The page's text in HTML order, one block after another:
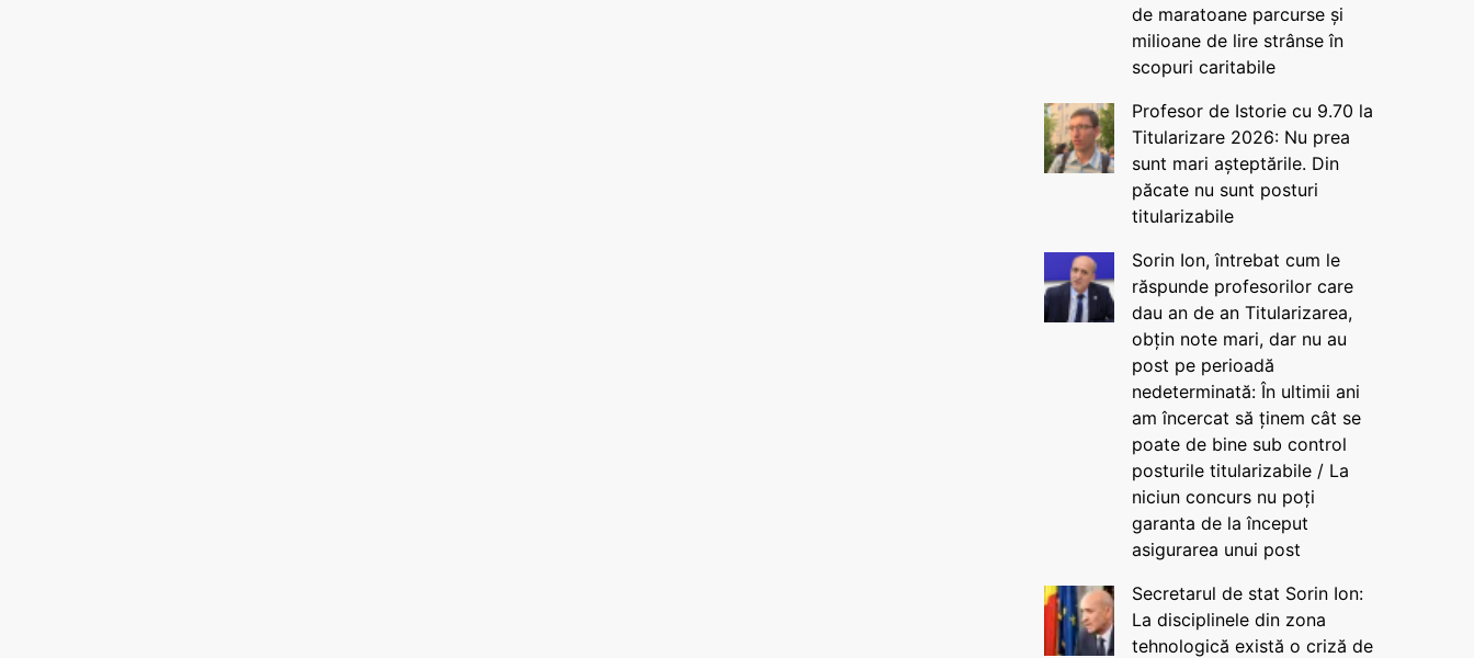
de maratoane parcurse și
milioane de lire strânse în
scopuri caritabile
Profesor de Istorie cu 9.70 la
Titularizare 2026: Nu prea
sunt mari așteptările. Din
păcate nu sunt posturi
titularizabile
Sorin Ion, întrebat cum le
răspunde profesorilor care
dau an de an Titularizarea,
obțin note mari, dar nu au
post pe perioadă
nedeterminată: În ultimii ani
am încercat să ținem cât se
poate de bine sub control
posturile titularizabile / La
niciun concurs nu poți
garanta de la început
asigurarea unui post
Secretarul de stat Sorin Ion:
La disciplinele din zona
tehnologică există o criză de